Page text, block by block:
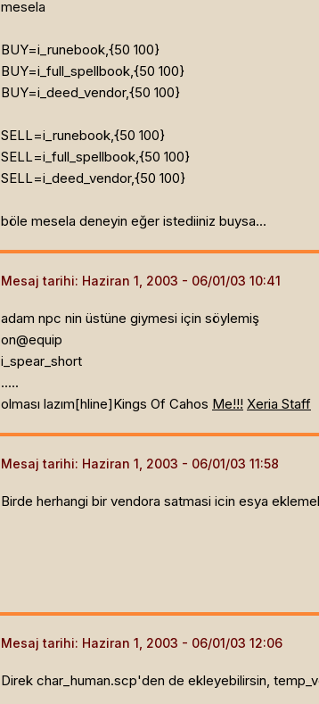
mesela
BUY=i_runebook,{50 100}
BUY=i_full_spellbook,{50 100}
BUY=i_deed_vendor,{50 100}
SELL=i_runebook,{50 100}
SELL=i_full_spellbook,{50 100}
SELL=i_deed_vendor,{50 100}
böle mesela deneyin eğer istediiniz buysa...
Mesaj tarihi: Haziran 1, 2003
adam npc nin üstüne giymesi için söylemiş
on@equip
i_spear_short
.....
olması lazım[hline]Kings Of Cahos Me!!! Xeria Staff
Mesaj tarihi: Haziran 1, 2003
Birde herhangi bir vendora satmasi icin esya
Mesaj tarihi: Haziran 1, 2003
Direk char_human.scp'den de ekleyebilirsin,